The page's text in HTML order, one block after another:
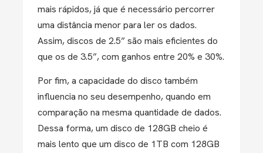
mais rápidos, já que é necessário percorrer
uma distância menor para ler os dados.
Assim, discos de 2.5” são mais eficientes do
que os de 3.5”, com ganhos entre 20% e 30%.
Por fim, a capacidade do disco também
influencia no seu desempenho, quando em
comparação na mesma quantidade de dados.
Dessa forma, um disco de 128GB cheio é
mais lento que um disco de 1TB com 128GB